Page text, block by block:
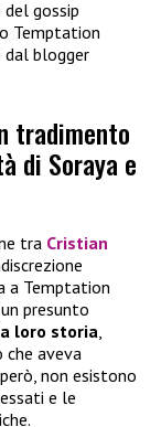
gossip
Temptation
blogger
tradimento
di Soraya e
tra Cristian
a Temptation
presunto
loro storia
aveva
non esistono
e le